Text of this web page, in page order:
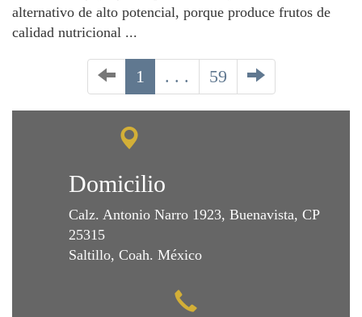
alternativo de alto potencial, porque produce frutos de
calidad nutricional ...
1 . . . 59
Domicilio
Calz. Antonio Narro 1923, Buenavista, CP
25315
Saltillo, Coah. México